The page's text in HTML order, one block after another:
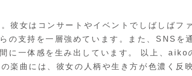
彼女はコンサートやイベントでしばしばフ
の支持を一層強めています。また、SNSを
に一体感を生み出しています。 以上、aiko
楽曲には、彼女の人柄や生き方が色濃く反